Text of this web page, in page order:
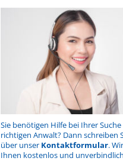
Sie benötigen Hilfe bei Ihrer
richtigen Anwalt? Dann schreiben
über unser Kontaktformular.
Ihnen kostenlos und